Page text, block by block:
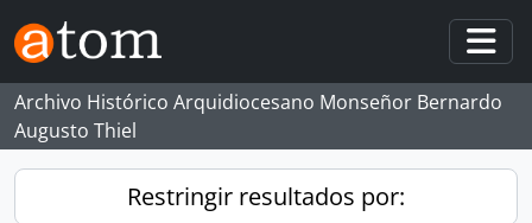
Skip to main content
Archivo Histórico Arquidiocesano Monseñor Bernardo
Augusto Thiel
Restringir resultados por: